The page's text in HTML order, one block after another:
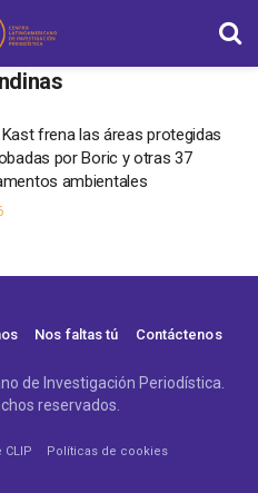
frena las áreas protegidas
por Boric y otras 37
ambientales
Nos faltas tú Contáctenos
de Investigación Periodística.
reservados.
Políticas de cookies